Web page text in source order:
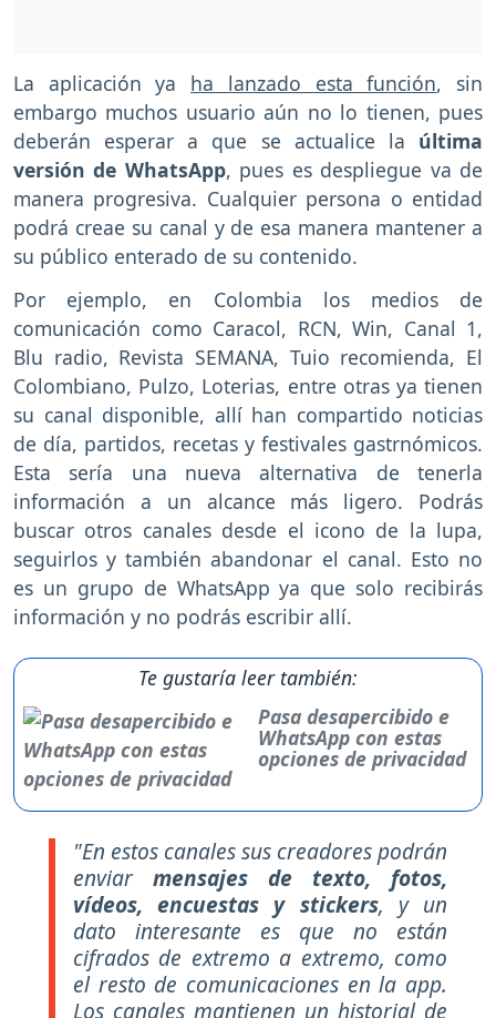
La aplicación ya ha lanzado esta función, sin
embargo muchos usuario aún no lo tienen, pues
deberán esperar a que se actualice la última
versión de WhatsApp, pues es despliegue va de
manera progresiva. Cualquier persona o entidad
podrá creae su canal y de esa manera mantener a
su público enterado de su contenido.
Por ejemplo, en Colombia los medios de
comunicación como Caracol, RCN, Win, Canal 1,
Blu radio, Revista SEMANA, Tuio recomienda, El
Colombiano, Pulzo, Loterias, entre otras ya tienen
su canal disponible, allí han compartido noticias
de día, partidos, recetas y festivales gastrnómicos.
Esta sería una nueva alternativa de tenerla
información a un alcance más ligero. Podrás
buscar otros canales desde el icono de la lupa,
seguirlos y también abandonar el canal. Esto no
es un grupo de WhatsApp ya que solo recibirás
información y no podrás escribir allí.
Te gustaría leer también:
Pasa desapercibido e
WhatsApp con estas
opciones de privacidad
"En estos canales sus creadores podrán
enviar mensajes de texto, fotos,
vídeos, encuestas y stickers, y un
dato interesante es que no están
cifrados de extremo a extremo, como
el resto de comunicaciones en la app.
Los canales mantienen un historial de